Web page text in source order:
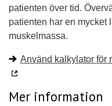
patienten över tid.
patienten har en mycket
muskelmassa.
Använd kalkylator för
Mer information